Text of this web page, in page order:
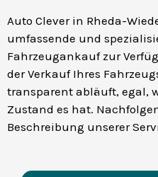
Auto Clever in Rheda-
umfassende und
Fahrzeugankauf zur
der Verkauf Ihres
transparent abläuft, egal,
Zustand es hat.
Beschreibung unserer